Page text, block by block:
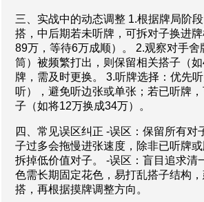
三、实战中的动态调整 1.根据牌局阶
搭，中后期若未听牌，可拆对子换进
89万，等待6万成顺）。 2.观察对手舍
筒）被频繁打出，则保留相关搭子（
牌，需及时更换。 3.听牌选择：优先
听），避免听边张或单张；若已听牌
子（如将12万换成34万）。
四、常见误区纠正 -误区：保留所有对
子过多会拖慢进张速度，除非已听牌
拆掉低价值对子。 -误区：盲目追求清
色需长期固定花色，易打乱搭子结构
搭，再根据摸牌调整方向。